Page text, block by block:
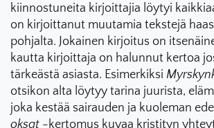
kiinnostuneita kirjoittajia löytyi
on kirjoittanut muutamia tekstejä
pohjalta. Jokainen kirjoitus on
kautta kirjoittaja on halunnut kertoa
tärkeästä asiasta. Esimerkiksi
otsikon alta löytyy tarina juurista,
joka kestää sairauden ja kuoleman
oksat -kertomus kuvaa kristityn